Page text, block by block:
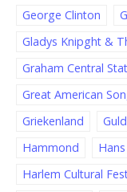
George Clinton
Gladys Knipght &
Graham Central
Great American
Griekenland
Hammond
Harlem Cultural